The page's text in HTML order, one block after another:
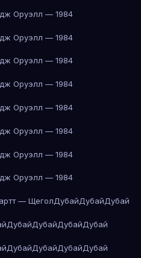
Оруэлл — 1984
Оруэлл — 1984
Оруэлл — 1984
Оруэлл — 1984
Оруэлл — 1984
Оруэлл — 1984
Оруэлл — 1984
Оруэлл — 1984
— ЩеголДубайДубайДубай
ДубайДубайДубайДубай
ДубайДубайДубайДубай